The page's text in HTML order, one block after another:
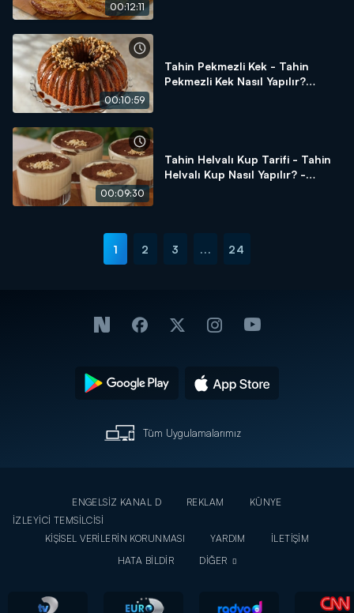
00:12:11
00:10:59
Tahin Pekmezli Kek - Tahin
Pekmezli Kek Nasıl Yapılır?
00:09:30
Tahin Helvalı Kup Tarifi - Tahin
Helvalı Kup Nasıl Yapılır? -
1 2 3 ... 24
Tüm Uygulamalarımız
ENGELSİZ KANAL D REKLAM
KÜNYE
İZLEYİCİ TEMSİLCİSİ
KİŞİSEL VERİLERİN KORUNMASI
YARDIM
İLETİŞİM
HATA BİLDİR
DİĞER